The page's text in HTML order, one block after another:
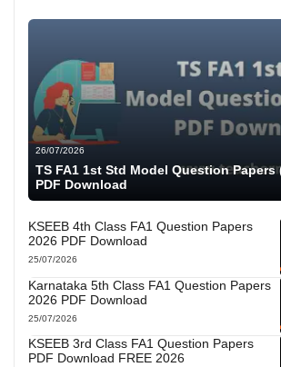
26/07/2026
TS FA1 1st Std Model Question Papers
PDF Download
KSEEB 4th Class FA1 Question Papers
2026 PDF Download
25/07/2026
Karnataka 5th Class FA1 Question Papers
2026 PDF Download
25/07/2026
KSEEB 3rd Class FA1 Question Papers
PDF Download FREE 2026